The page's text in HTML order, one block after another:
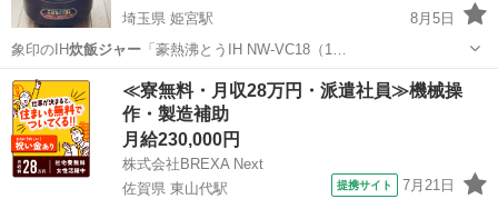
埼玉県 姫宮駅
8月5日
象印のIH炊飯ジャー「豪熱沸とうIH NW-VC18（1…
埼玉 南埼玉郡 姫宮駅 キッチン家電
≪寮無料・月収28万円・派遣社員≫機械操
作・製造補助
月給230,000円
株式会社BREXA Next
佐賀県 東山代駅
提携サイト 7月21日